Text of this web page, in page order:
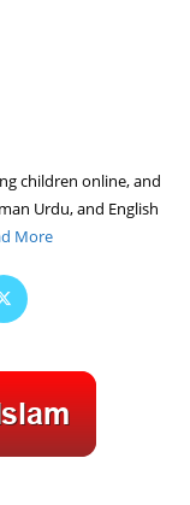
children online, and
Urdu, and English
More
Opens
tab